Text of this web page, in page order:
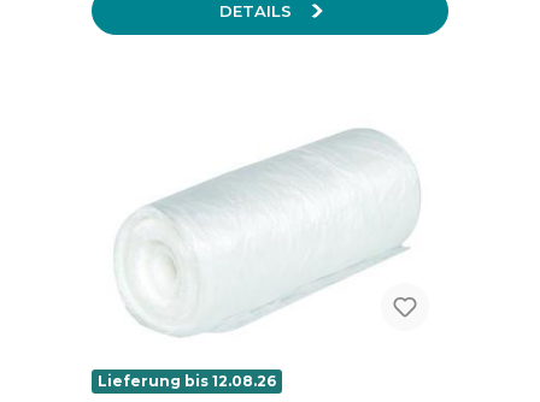
DETAILS
Lieferung bis 12.08.26